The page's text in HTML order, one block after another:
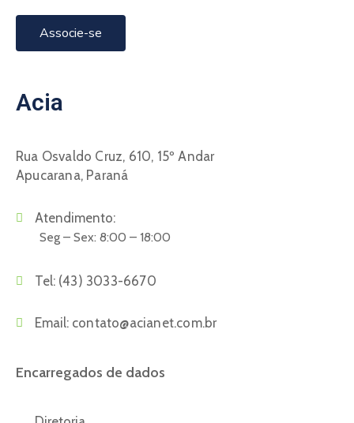
Associe-se
Acia
Rua Osvaldo Cruz, 610, 15º Andar
Apucarana, Paraná
Atendimento:
Seg – Sex: 8:00 – 18:00
Tel: (43) 3033-6670
Email: contato@acianet.com.br
Encarregados de dados